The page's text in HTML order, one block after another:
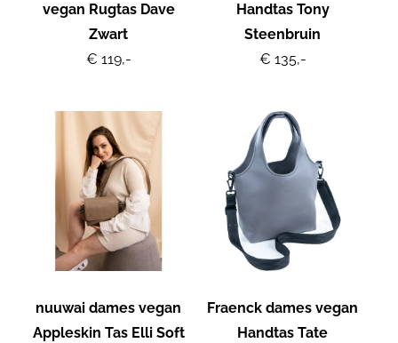
vegan Rugtas Dave
Zwart
€ 119,-
Handtas Tony
Steenbruin
€ 135,-
nuuwai dames vegan
Appleskin Tas Elli Soft
Fraenck dames vegan
Handtas Tate